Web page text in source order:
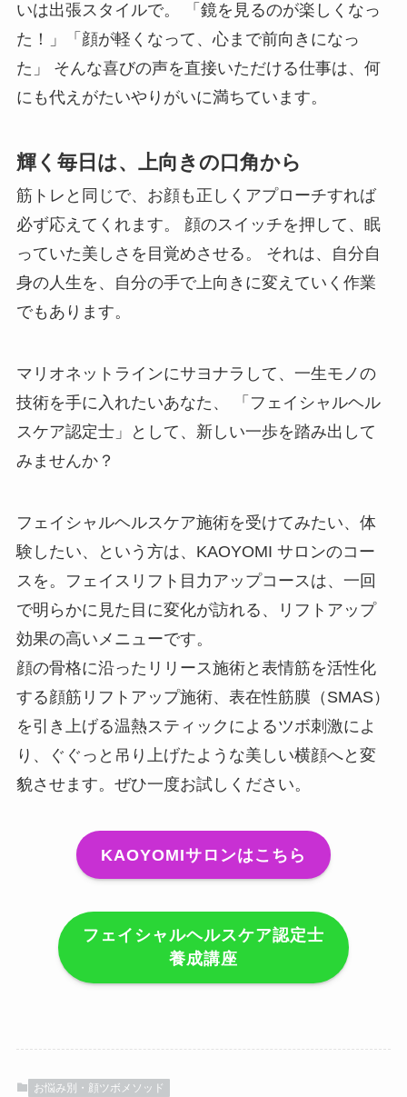
いは出張スタイルで。 「鏡を見るのが楽しくなっ
た！」「顔が軽くなって、心まで前向きになっ
た」 そんな喜びの声を直接いただける仕事は、何
にも代えがたいやりがいに満ちています。
輝く毎日は、上向きの口角から
筋トレと同じで、お顔も正しくアプローチすれば
必ず応えてくれます。 顔のスイッチを押して、眠
っていた美しさを目覚めさせる。 それは、自分自
身の人生を、自分の手で上向きに変えていく作業
でもあります。
マリオネットラインにサヨナラして、一生モノの
技術を手に入れたいあなた、 「フェイシャルヘル
スケア認定士」として、新しい一歩を踏み出して
みませんか？
フェイシャルヘルスケア施術を受けてみたい、体
験したい、という方は、KAOYOMI サロンのコー
スを。フェイスリフト目力アップコースは、一回
で明らかに見た目に変化が訪れる、リフトアップ
効果の高いメニューです。
顔の骨格に沿ったリリース施術と表情筋を活性化
する顔筋リフトアップ施術、表在性筋膜（SMAS）
を引き上げる温熱スティックによるツボ刺激によ
り、ぐぐっと吊り上げたような美しい横顔へと変
貌させます。ぜひ一度お試しください。
KAOYOMIサロンはこちら
フェイシャルヘルスケア認定士
養成講座
お悩み別・顔ツボメソッド